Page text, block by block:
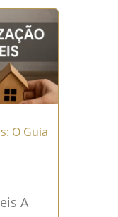
O Guia
A